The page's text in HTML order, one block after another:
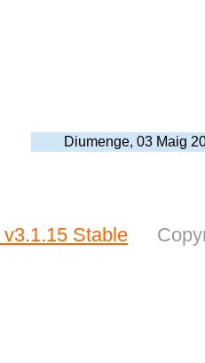
Diumenge, 03 Maig
Stable